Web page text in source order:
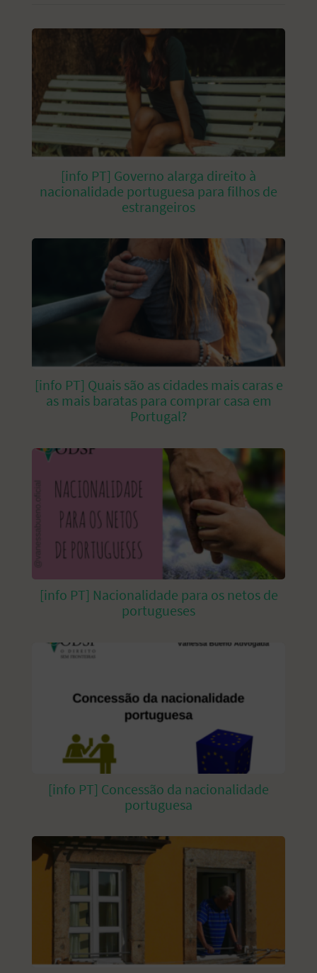
[info PT] Governo alarga direito à
nacionalidade portuguesa para filhos de
estrangeiros
[info PT] Quais são as cidades mais caras e
as mais baratas para comprar casa em
Portugal?
[info PT] Nacionalidade para os netos de
portugueses
[info PT] Concessão da nacionalidade
portuguesa